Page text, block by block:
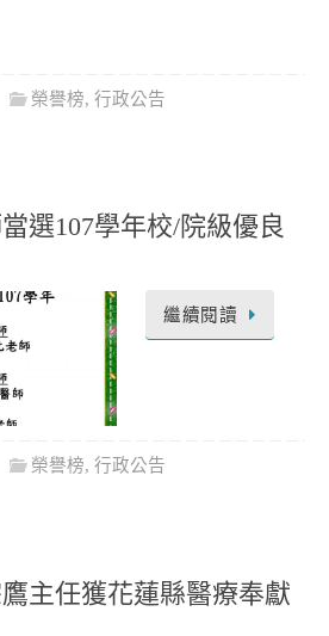
榮譽榜, 行政公告
選107學年校/院級優良
繼續閱讀
榮譽榜, 行政公告
主任獲花蓮縣醫療奉獻